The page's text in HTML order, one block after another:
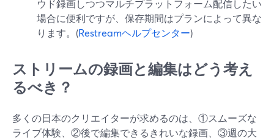
ウド録画しつつマルチプラットフォーム配信したい
場合に便利ですが、保存期間はプランによって異な
ります。(Restreamヘルプセンター)
ストリームの録画と編集はどう考え
るべき？
多くの日本のクリエイターが求めるのは、①スムーズな
ライブ体験、②後で編集できるきれいな録画、③週の大